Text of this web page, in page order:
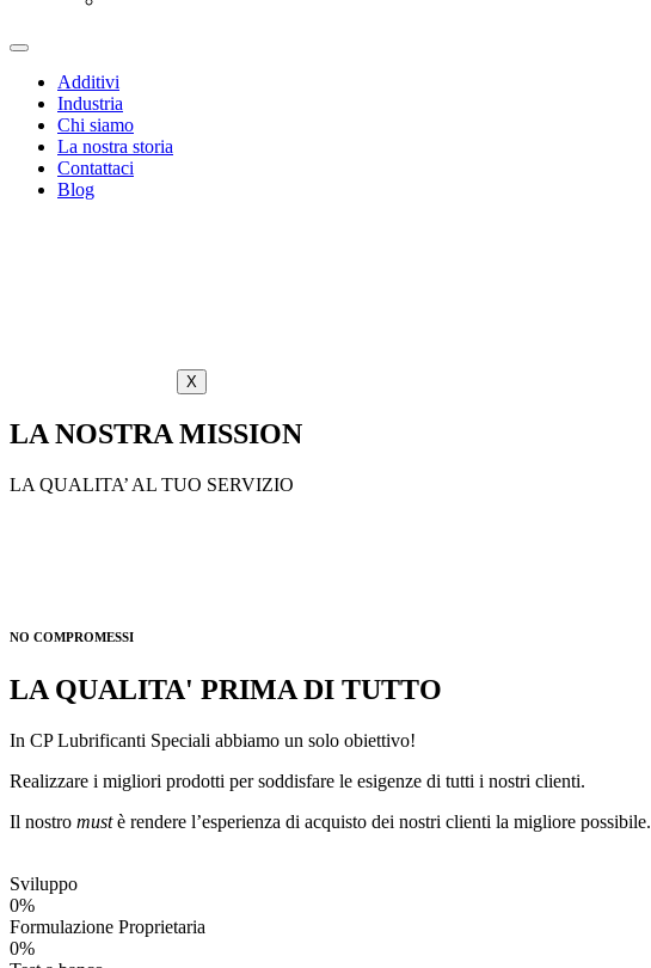
Additivi
Industria
Chi siamo
La nostra storia
Contattaci
Blog
X
LA NOSTRA MISSION
LA QUALITA’ AL TUO SERVIZIO
NO COMPROMESSI
LA QUALITA' PRIMA DI TUTTO
In CP Lubrificanti Speciali abbiamo un solo obiettivo!
Realizzare i migliori prodotti per soddisfare le esigenze di tutti i nostri clienti.
Il nostro mustè rendere l’esperienza di acquisto dei nostri clienti la migliore possibile.
Sviluppo
0%
Formulazione Proprietaria
0%